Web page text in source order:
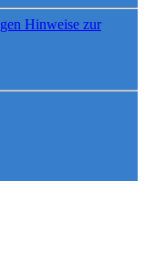
Hinweise zur